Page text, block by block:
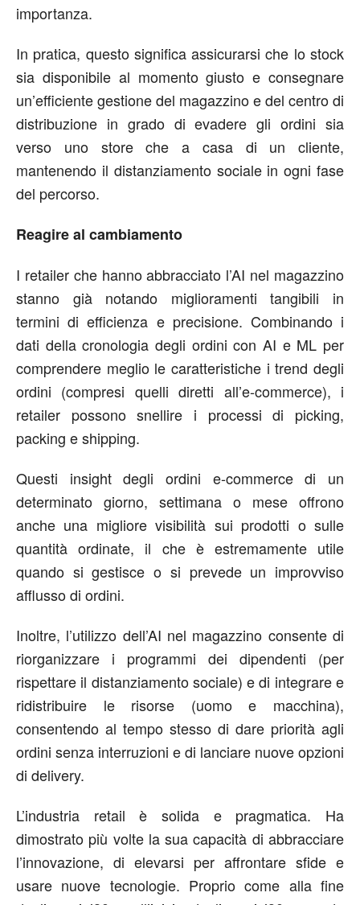
importanza.
In pratica, questo significa assicurarsi che lo stock
sia disponibile al momento giusto e consegnare
un’efficiente gestione del magazzino e del centro di
distribuzione in grado di evadere gli ordini sia
verso uno store che a casa di un cliente,
mantenendo il distanziamento sociale in ogni fase
del percorso.
Reagire al cambiamento
I retailer che hanno abbracciato l’AI nel magazzino
stanno già notando miglioramenti tangibili in
termini di efficienza e precisione. Combinando i
dati della cronologia degli ordini con AI e ML per
comprendere meglio le caratteristiche i trend degli
ordini (compresi quelli diretti all’e-commerce), i
retailer possono snellire i processi di picking,
packing e shipping.
Questi insight degli ordini e-commerce di un
determinato giorno, settimana o mese offrono
anche una migliore visibilità sui prodotti o sulle
quantità ordinate, il che è estremamente utile
quando si gestisce o si prevede un improvviso
afflusso di ordini.
Inoltre, l’utilizzo dell’AI nel magazzino consente di
riorganizzare i programmi dei dipendenti (per
rispettare il distanziamento sociale) e di integrare e
ridistribuire le risorse (uomo e macchina),
consentendo al tempo stesso di dare priorità agli
ordini senza interruzioni e di lanciare nuove opzioni
di delivery.
L’industria retail è solida e pragmatica. Ha
dimostrato più volte la sua capacità di abbracciare
l’innovazione, di elevarsi per affrontare sfide e
usare nuove tecnologie. Proprio come alla fine